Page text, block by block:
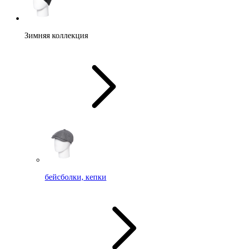
Зимняя коллекция
бейсболки, кепки